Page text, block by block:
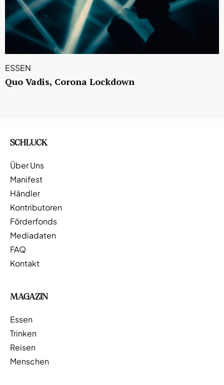
ESSEN
Quo Vadis, Corona Lockdown
SCHLUCK
Über Uns
Manifest
Händler
Kontributoren
Förderfonds
Mediadaten
FAQ
Kontakt
MAGAZIN
Essen
Trinken
Reisen
Menschen